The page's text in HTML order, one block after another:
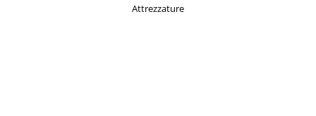
Attrezzature